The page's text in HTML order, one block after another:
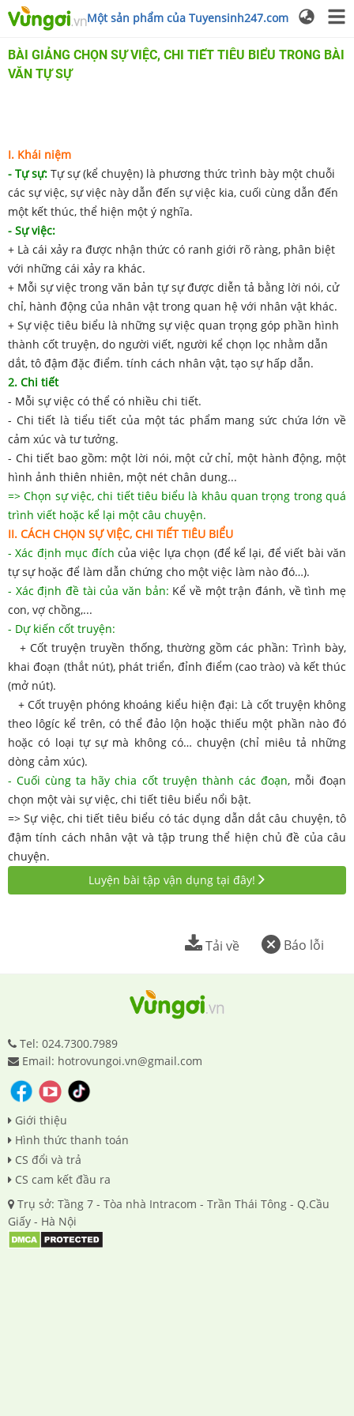
Một sản phẩm của Tuyensinh247.com
BÀI GIẢNG CHỌN SỰ VIỆC, CHI TIẾT TIÊU BIỂU TRONG BÀI
VĂN TỰ SỰ
I. Khái niệm
- Tự sự: Tự sự (kể chuyện) là phương thức trình bày một chuỗi
các sự việc, sự việc này dẫn đến sự việc kia, cuối cùng dẫn đến
một kết thúc, thể hiện một ý nghĩa.
- Sự việc:
+ Là cái xảy ra được nhận thức có ranh giới rõ ràng, phân biệt
với những cái xảy ra khác.
+ Mỗi sự việc trong văn bản tự sự được diễn tả bằng lời nói, cử
chỉ, hành động của nhân vật trong quan hệ với nhân vật khác.
+ Sự việc tiêu biểu là những sự việc quan trọng góp phần hình
thành cốt truyện, do người viết, người kể chọn lọc nhằm dẫn
dắt, tô đậm đặc điểm. tính cách nhân vật, tạo sự hấp dẫn.
2. Chi tiết
- Mỗi sự việc có thể có nhiều chi tiết.
- Chi tiết là tiểu tiết của một tác phẩm mang sức chứa lớn về
cảm xúc và tư tưởng.
- Chi tiết bao gồm: một lời nói, một cử chỉ, một hành động, một
hình ảnh thiên nhiên, một nét chân dung...
=> Chọn sự việc, chi tiết tiêu biểu là khâu quan trọng trong quá
trình viết hoặc kể lại một câu chuyện.
II. CÁCH CHỌN SỰ VIỆC, CHI TIẾT TIÊU BIỂU
- Xác định mục đích của việc lựa chọn (để kể lại, để viết bài văn
tự sự hoặc để làm dẫn chứng cho một việc làm nào đó…).
- Xác định đề tài của văn bản: Kể về một trận đánh, về tình mẹ
con, vợ chồng,...
- Dự kiến cốt truyện:
+ Cốt truyện truyền thống, thường gồm các phần: Trình bày,
khai đoạn (thắt nút), phát triển, đỉnh điểm (cao trào) và kết thúc
(mở nút).
+ Cốt truyện phóng khoáng kiểu hiện đại: Là cốt truyện không
theo lôgíc kể trên, có thể đảo lộn hoặc thiếu một phần nào đó
hoặc có loại tự sự mà không có… chuyện (chỉ miêu tả những
dòng cảm xúc).
- Cuối cùng ta hãy chia cốt truyện thành các đoạn, mỗi đoạn
chọn một vài sự việc, chi tiết tiêu biểu nổi bật.
=> Sự việc, chi tiết tiêu biểu có tác dụng dẫn dắt câu chuyện, tô
đậm tính cách nhân vật và tập trung thể hiện chủ đề của câu
chuyện.
Luyện bài tập vận dụng tại đây!
Báo lỗi
Tải về
Tel: 024.7300.7989
Email: hotrovungoi.vn@gmail.com
Giới thiệu
Hình thức thanh toán
CS đổi và trả
CS cam kết đầu ra
Trụ sở: Tầng 7 - Tòa nhà Intracom - Trần Thái Tông - Q.Cầu
Giấy - Hà Nội